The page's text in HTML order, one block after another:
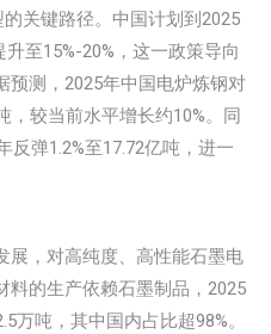
关键路径。中国计划到2025
至15%-20%，这一政策导向
预测，2025年中国电炉炼钢对
较当前水平增长约10%。同
反弹1.2%至17.72亿吨，进一
展，对高纯度、高性能石墨电
料的生产依赖石墨制品，2025
万吨，其中国内占比超98%。